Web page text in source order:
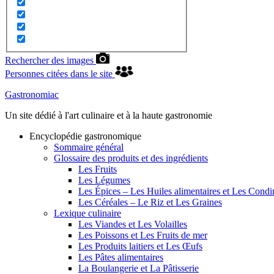
Rechercher des images
Personnes citées dans le site
Gastronomiac
Un site dédié à l'art culinaire et à la haute gastronomie
Encyclopédie gastronomique
Sommaire général
Glossaire des produits et des ingrédients
Les Fruits
Les Légumes
Les Épices – Les Huiles alimentaires et Les
Les Céréales – Le Riz et Les Graines
Lexique culinaire
Les Viandes et Les Volailles
Les Poissons et Les Fruits de mer
Les Produits laitiers et Les Œufs
Les Pâtes alimentaires
La Boulangerie et La Pâtisserie